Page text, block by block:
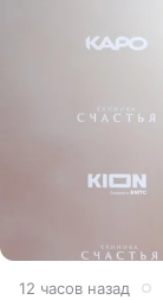
12 часов назад